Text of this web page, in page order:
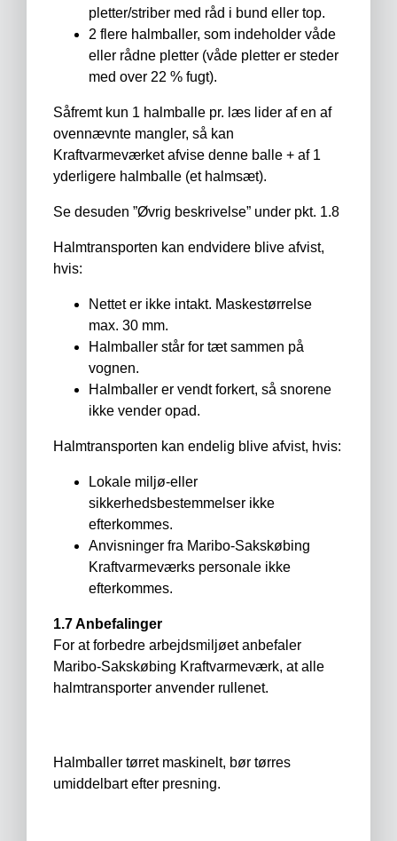
pletter/striber med råd i bund eller top.
2 flere halmballer, som indeholder våde
eller rådne pletter (våde pletter er steder
med over 22 % fugt).
Såfremt kun 1 halmballe pr. læs lider af en af
ovennævnte mangler, så kan
Kraftvarmeværket afvise denne balle + af 1
yderligere halmballe (et halmsæt).
Se desuden ”Øvrig beskrivelse” under pkt. 1.8
Halmtransporten kan endvidere blive afvist,
hvis:
Nettet er ikke intakt. Maskestørrelse
max. 30 mm.
Halmballer står for tæt sammen på
vognen.
Halmballer er vendt forkert, så snorene
ikke vender opad.
Halmtransporten kan endelig blive afvist, hvis:
Lokale miljø-eller
sikkerhedsbestemmelser ikke
efterkommes.
Anvisninger fra Maribo-Sakskøbing
Kraftvarmeværks personale ikke
efterkommes.
1.7 Anbefalinger
For at forbedre arbejdsmiljøet anbefaler
Maribo-Sakskøbing Kraftvarmeværk, at alle
halmtransporter anvender rullenet.
Halmballer tørret maskinelt, bør tørres
umiddelbart efter presning.